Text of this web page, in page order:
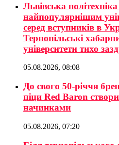
Львівська
найпопулярнішим
серед вступників в
Тернопільські
університети тихо
05.08.2026, 08:08
До свого 50-річчя
піци Red Baron
начинками
05.08.2026, 07:20